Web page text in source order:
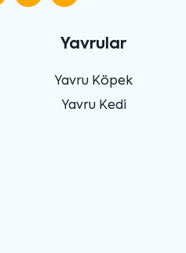
Yavrular
Yavru Köpek
Yavru Kedi